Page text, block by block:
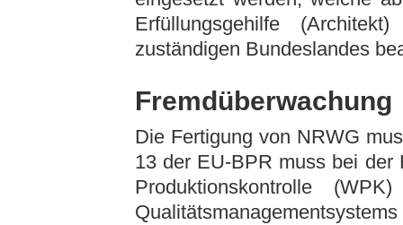
Erfüllungsgehilfe
zuständigen Bundeslandes
Fremdüberwachung
Die Fertigung von NRWG
13 der EU-BPR muss bei der
Produktionskontrolle